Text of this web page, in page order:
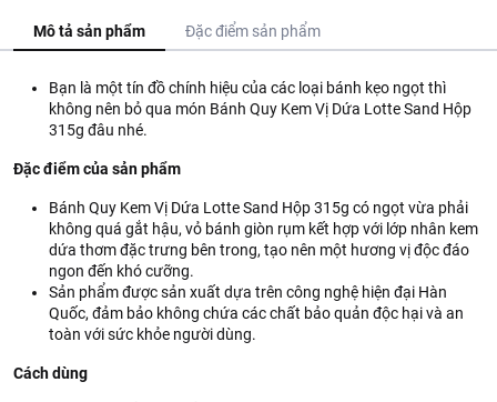
Mô tả sản phẩm Đặc điểm sản phẩm
Bạn là một tín đồ chính hiệu của các loại bánh kẹo ngọt thì
không nên bỏ qua món Bánh Quy Kem Vị Dứa Lotte Sand Hộp
315g đâu nhé.
Đặc điểm của sản phẩm
Bánh Quy Kem Vị Dứa Lotte Sand Hộp 315g có ngọt vừa phải
không quá gắt hậu, vỏ bánh giòn rụm kết hợp với lớp nhân kem
dứa thơm đặc trưng bên trong, tạo nên một hương vị độc đáo
ngon đến khó cưỡng.
Sản phẩm được sản xuất dựa trên công nghệ hiện đại Hàn
Quốc, đảm bảo không chứa các chất bảo quản độc hại và an
toàn với sức khỏe người dùng.
Cách dùng